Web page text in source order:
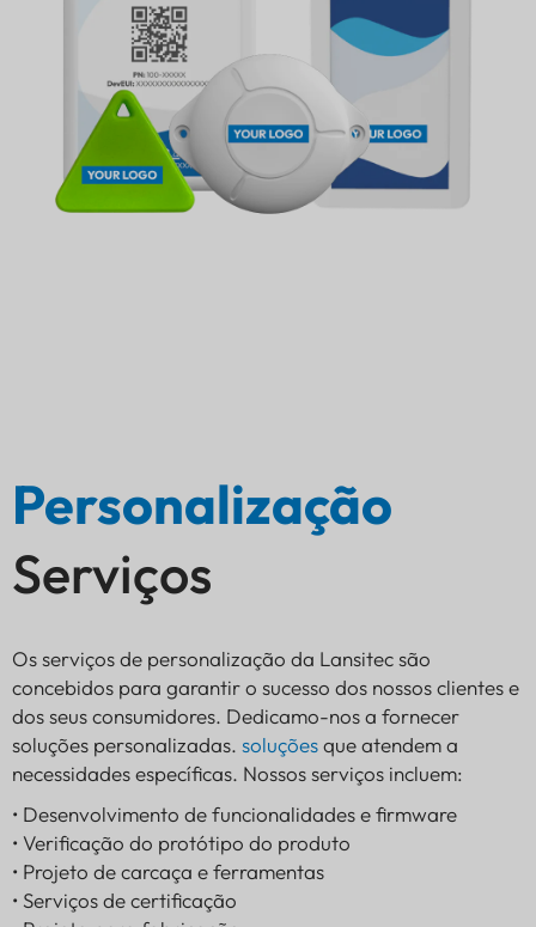
Personalização
Serviços
Os serviços de personalização da Lansitec são
concebidos para garantir o sucesso dos nossos clientes e
dos seus consumidores. Dedicamo-nos a fornecer
soluções personalizadas. soluçõesque atendem a
necessidades específicas. Nossos serviços incluem:
• Desenvolvimento de funcionalidades e firmware
• Verificação do protótipo do produto
• Projeto de carcaça e ferramentas
• Serviços de certificação